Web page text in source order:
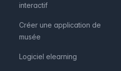
interactif
Créer une application de
musée
Logiciel elearning